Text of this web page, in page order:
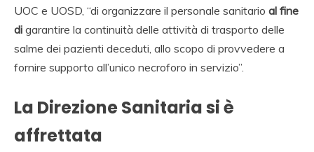
UOC e UOSD, “di organizzare il personale sanitario al fine
di garantire la continuità delle attività di trasporto delle
salme dei pazienti deceduti, allo scopo di provvedere a
fornire supporto all’unico necroforo in servizio”.
La Direzione Sanitaria si è
affrettata